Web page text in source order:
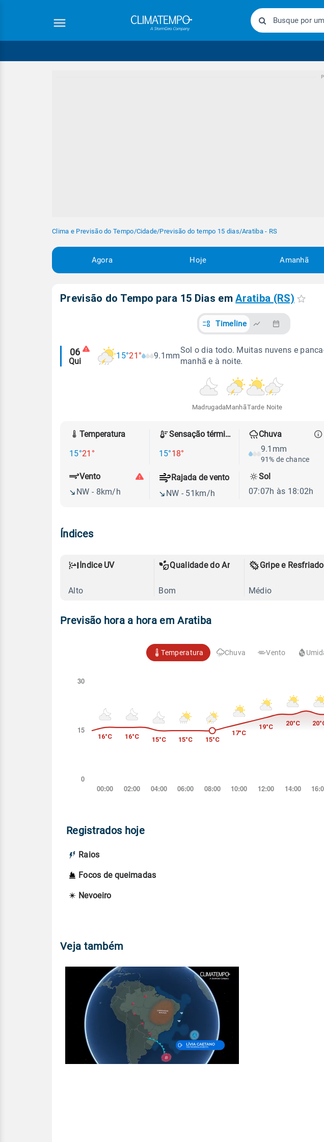
Clima e Previsão do Tempo/Cidade/Previsão do tempo 15 dias/Aratiba - RS
Agora Hoje Amanhã
Previsão do Tempo para 15 Dias emAratiba (RS)
Timeline
Alertas
meteorológicos
06
Qui
15°21° 9.1mm
Sol o dia todo. Muitas nuvens e
manhã e à noite.
MadrugadaManhãTarde Noite
Temperatura
15°21°
Sensação térmica
15°18°
Chuva
9.1mm
91% de chance
Vento
NW - 8km/h
Rajada de vento
NW - 51km/h
Sol
07:07h às 18:02h
Índices
Índice UV
Alto
Qualidade do Ar
Bom
Gripe e Resfriado
Médio
Previsão hora a hora em Aratiba
Temperatura Chuva Vento
Registrados hoje
Raios
Focos de queimadas
Nevoeiro
Veja também